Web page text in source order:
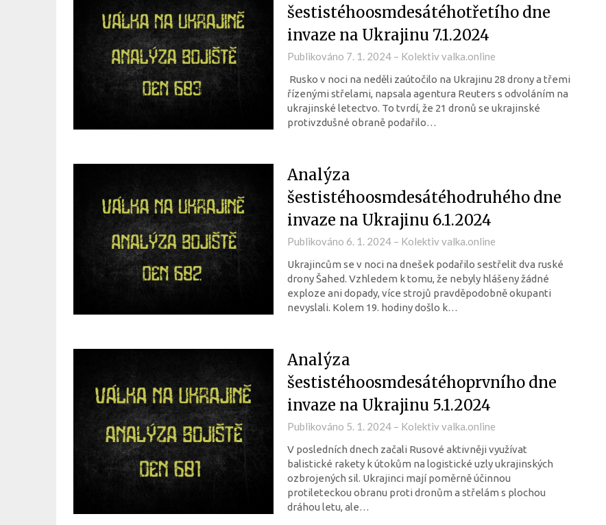
šestistéhoosmdesátéhotřetího dne
invaze na Ukrajinu 7.1.2024
Publikováno 7. 1. 2024– Kolektiv valka.online
Rusko v noci na neděli zaútočilo na Ukrajinu 28 drony a třemi
řízenými střelami, napsala agentura Reuters s odvoláním na
ukrajinské letectvo. To tvrdí, že 21 dronů se ukrajinské
protivzdušné obraně podařilo…
Analýza
šestistéhoosmdesátéhodruhého dne
invaze na Ukrajinu 6.1.2024
Publikováno 6. 1. 2024– Kolektiv valka.online
Ukrajincům se v noci na dnešek podařilo sestřelit dva ruské
drony Šahed. Vzhledem k tomu, že nebyly hlášeny žádné
exploze ani dopady, více strojů pravděpodobně okupanti
nevyslali. Kolem 19. hodiny došlo k…
Analýza
šestistéhoosmdesátéhoprvního dne
invaze na Ukrajinu 5.1.2024
Publikováno 5. 1. 2024– Kolektiv valka.online
V posledních dnech začali Rusové aktivněji využívat
balistické rakety k útokům na logistické uzly ukrajinských
ozbrojených sil. Ukrajinci mají poměrně účinnou
protileteckou obranu proti dronům a střelám s plochou
dráhou letu, ale…